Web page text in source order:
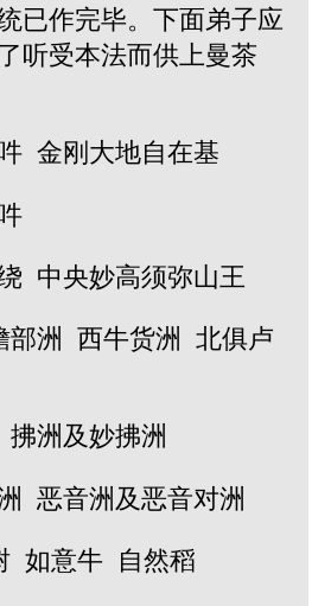
已作完毕。下面弟子应
听受本法而供上曼茶
金刚大地自在基
中央妙高须弥山王
部洲 西牛货洲 北俱卢
洲及妙拂洲
恶音洲及恶音对洲
如意牛 自然稻